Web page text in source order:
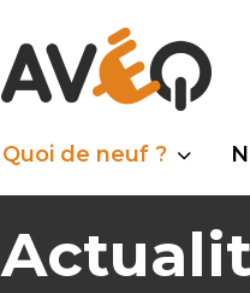
Quoi de neuf ?